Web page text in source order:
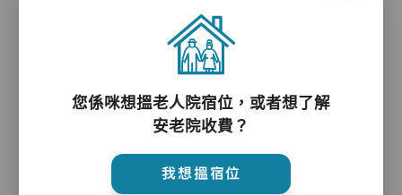
護理評估、執藥、核派藥、量度生命表徵、協助沐
浴、餵飯、換尿片
您係咪想搵老人院宿位，或者想了解
安老院收費？
我想搵宿位